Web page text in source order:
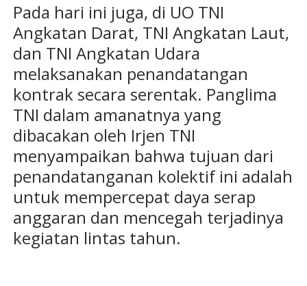
Pada hari ini juga, di UO TNI
Angkatan Darat, TNI Angkatan Laut,
dan TNI Angkatan Udara
melaksanakan penandatangan
kontrak secara serentak. Panglima
TNI dalam amanatnya yang
dibacakan oleh Irjen TNI
menyampaikan bahwa tujuan dari
penandatanganan kolektif ini adalah
untuk mempercepat daya serap
anggaran dan mencegah terjadinya
kegiatan lintas tahun.